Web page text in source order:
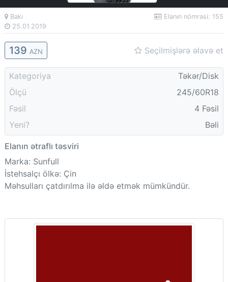
Bakı
25.01.2019
Elanın nömrəsi: 155
139 AZN Seçilmişlərə əlavə et
Kategoriya
Təkər/Disk
Ölçü
245/60R18
Fəsil
4 Fəsil
Yeni?
Bəli
Elanın ətraflı təsviri
Marka: Sunfull
İstehsalçı ölkə: Çin
Məhsulları çatdırılma ilə əldə etmək mümkündür.